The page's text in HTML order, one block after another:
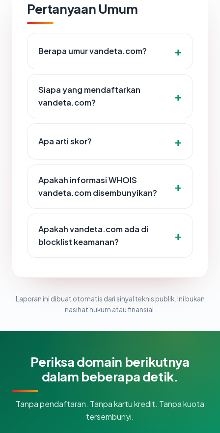
Pertanyaan Umum
Berapa umur vandeta.com?
Siapa yang mendaftarkan
vandeta.com?
Apa arti skor?
Apakah informasi WHOIS
vandeta.com disembunyikan?
Apakah vandeta.com ada di
blocklist keamanan?
Laporan ini dibuat otomatis dari sinyal teknis publik. Ini bukan
nasihat hukum atau finansial.
Periksa domain berikutnya
dalam beberapa detik.
Tanpa pendaftaran. Tanpa kartu kredit. Tanpa kuota
tersembunyi.